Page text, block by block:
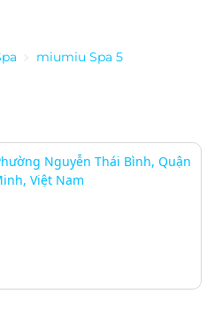
miumiu Spa 5
Nguyễn Thái Bình, Quận
Việt Nam